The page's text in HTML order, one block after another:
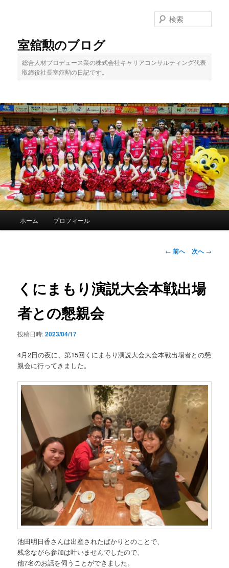
移
動
室舘勲のブログ
総合人材プロデュース業の株式会社キャリアコンサルティング代表
取締役社長室舘勲の日記です。
索
ホーム プロフィール
投
ビ
ゲ
← 前へ 次へ→
くにまもり演説大会本戦出場
者との懇親会
投稿日時:2023/04/17
4月2日の夜に、第15回くにまもり演説大会大会本戦出場者との懇
親会に行ってきました。
池田明日香さんは出産されたばかりとのことで、
残念ながら参加は叶いませんでしたので、
他7名のお話を伺うことができました。